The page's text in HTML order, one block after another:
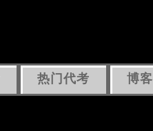
热门代考 博客